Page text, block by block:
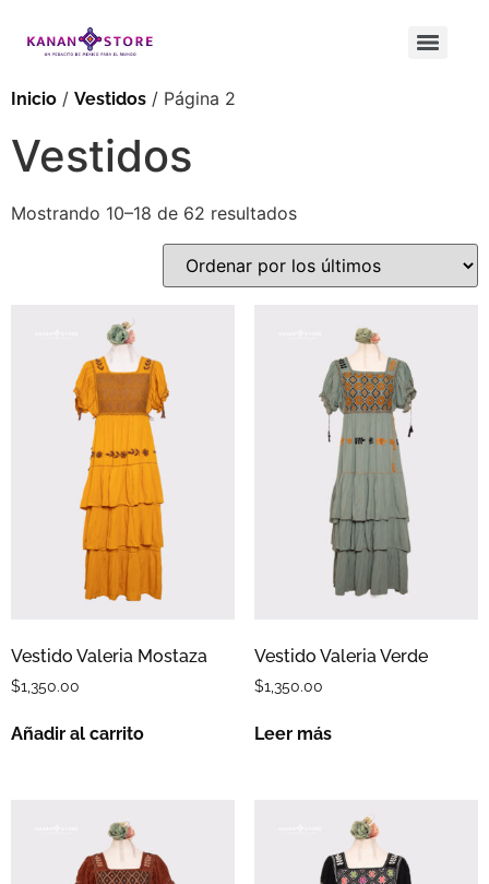
Inicio / Vestidos / Página 2
Vestidos
Mostrando 10–18 de 62 resultados
Vestido Valeria Mostaza
$1,350.00
Añadir al carrito
Vestido Valeria Verde
$1,350.00
Leer más